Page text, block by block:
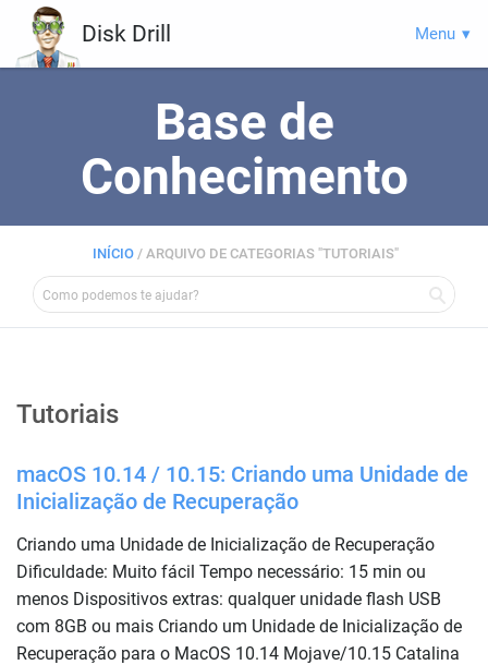
Menu
Disk Drill
Base de
Conhecimento
INÍCIO / ARQUIVO DE CATEGORIAS "TUTORIAIS"
Tutoriais
macOS 10.14 / 10.15: Criando uma Unidade de
Inicialização de Recuperação
Criando uma Unidade de Inicialização de Recuperação
Dificuldade: Muito fácil Tempo necessário: 15 min ou
menos Dispositivos extras: qualquer unidade flash USB
com 8GB ou mais Criando um Unidade de Inicialização de
Recuperação para o MacOS 10.14 Mojave/10.15 Catalina